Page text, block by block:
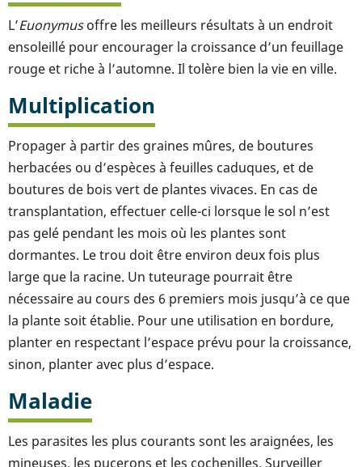
L’Euonymusoffre les meilleurs résultats à un endroit
ensoleillé pour encourager la croissance d’un feuillage
rouge et riche à l’automne. Il tolère bien la vie en ville.
Multiplication
Propager à partir des graines mûres, de boutures
herbacées ou d’espèces à feuilles caduques, et de
boutures de bois vert de plantes vivaces. En cas de
transplantation, effectuer celle-ci lorsque le sol n’est
pas gelé pendant les mois où les plantes sont
dormantes. Le trou doit être environ deux fois plus
large que la racine. Un tuteurage pourrait être
nécessaire au cours des 6 premiers mois jusqu’à ce que
la plante soit établie. Pour une utilisation en bordure,
planter en respectant l’espace prévu pour la croissance,
sinon, planter avec plus d’espace.
Maladie
Les parasites les plus courants sont les araignées, les
mineuses, les pucerons et les cochenilles. Surveiller